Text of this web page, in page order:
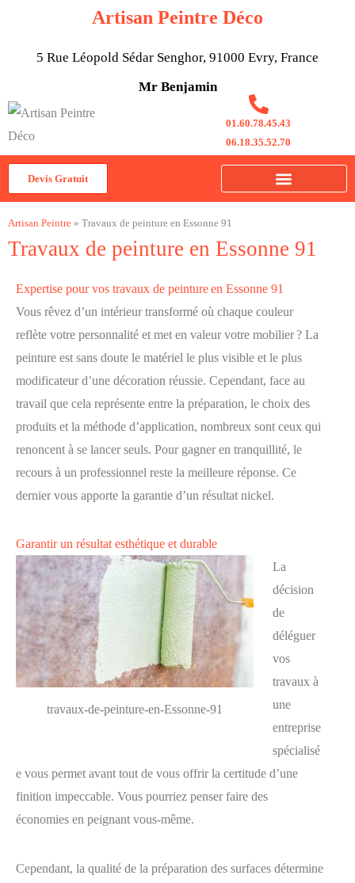
contenu
Artisan Peintre Déco
5 Rue Léopold Sédar Senghor, 91000 Evry, France
Mr Benjamin
01.60.78.45.43
06.18.35.52.70
Devis Gratuit
Artisan Peintre » Travaux de peinture en Essonne 91
Travaux de peinture en Essonne 91
Expertise pour vos travaux de peinture en Essonne 91
Vous rêvez d’un intérieur transformé où chaque couleur
reflète votre personnalité et met en valeur votre mobilier ? La
peinture est sans doute le matériel le plus visible et le plus
modificateur d’une décoration réussie. Cependant, face au
travail que cela représente entre la préparation, le choix des
produits et la méthode d’application, nombreux sont ceux qui
renoncent à se lancer seuls. Pour gagner en tranquillité, le
recours à un professionnel reste la meilleure réponse. Ce
dernier vous apporte la garantie d’un résultat nickel.
Garantir un résultat esthétique et durable
travaux-de-peinture-en-Essonne-91
La
décision
de
déléguer
vos
travaux à
une
entreprise
spécialisé
e vous permet avant tout de vous offrir la certitude d’une
finition impeccable. Vous pourriez penser faire des
économies en peignant vous-même.
Cependant, la qualité de la préparation des surfaces détermine